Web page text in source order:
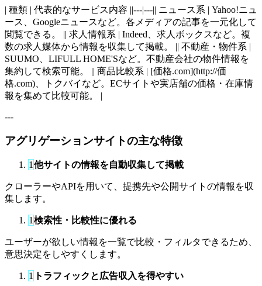
| 種類 | 代表的なサービス内容 ||---|---|| ニュース系 | Yahoo!ニュ
ース、Googleニュースなど。各メディアの記事を一元化して
閲覧できる。 || 求人情報系 | Indeed、求人ボックスなど。複
数の求人媒体から情報を収集して掲載。 || 不動産・物件系 |
SUUMO、LIFULL HOME'Sなど。不動産会社の物件情報を
集約して検索可能。 || 商品比較系 | [価格.com](http://価
格.com)、トクバイなど。ECサイトや実店舗の価格・在庫情
報を集めて比較可能。 |
---
アグリゲーションサイトの主な特徴
1他サイトの情報を自動収集して掲載
クローラーやAPIを用いて、提携先や公開サイトの情報を収
集します。
1検索性・比較性に優れる
ユーザーが欲しい情報を一覧で比較・フィルタできるため、
意思決定をしやすくします。
1 トラフィックと広告収入を得やすい